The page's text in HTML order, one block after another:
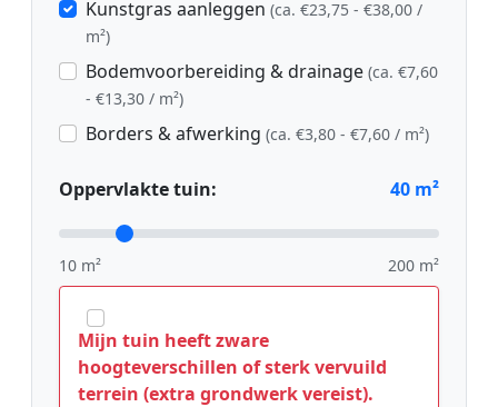
Kunstgras aanleggen (ca. €23,75 - €38,00 /
m²)
Bodemvoorbereiding & drainage (ca. €7,60
- €13,30 / m²)
Borders & afwerking (ca. €3,80 - €7,60 / m²)
Oppervlakte tuin: 40 m²
10 m² 200 m²
Mijn tuin heeft zware
hoogteverschillen of sterk vervuild
terrein (extra grondwerk vereist).